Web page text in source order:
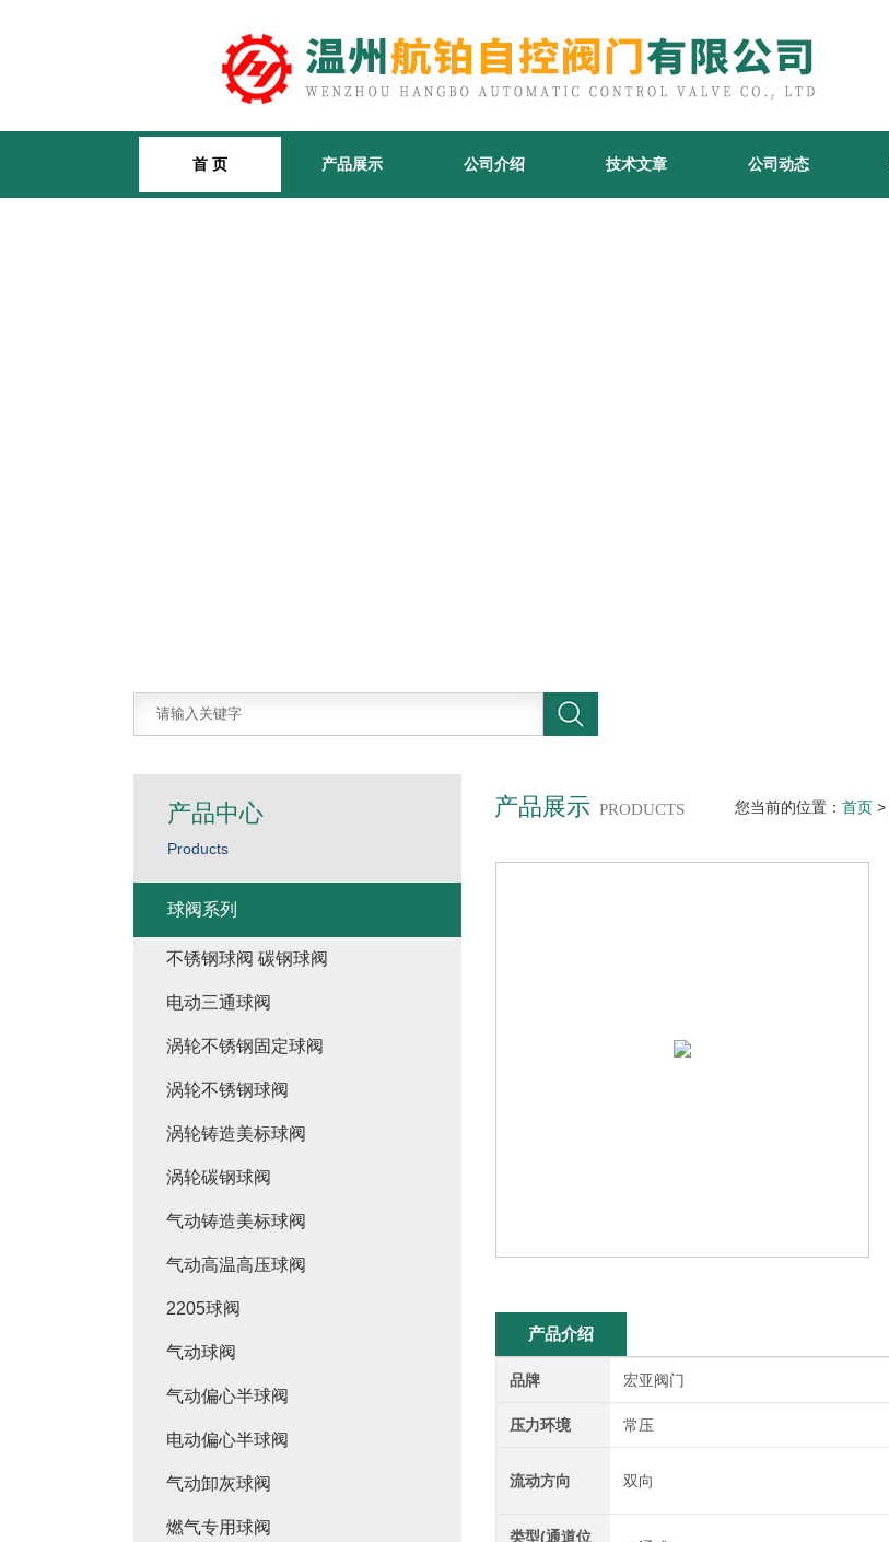
首 页 产品展示 公司介绍 技术文章 公司动态
产品展示 PRODUCTS 您当前的位置： 首页 >
产品介绍
品牌 宏亚阀门
压力环境 常压
流动方向 双向
类型(通道位
产品中心
Products
球阀系列
不锈钢球阀 碳钢球阀
电动三通球阀
涡轮不锈钢固定球阀
涡轮不锈钢球阀
涡轮铸造美标球阀
涡轮碳钢球阀
气动铸造美标球阀
气动高温高压球阀
2205球阀
气动球阀
气动偏心半球阀
电动偏心半球阀
气动卸灰球阀
燃气专用球阀